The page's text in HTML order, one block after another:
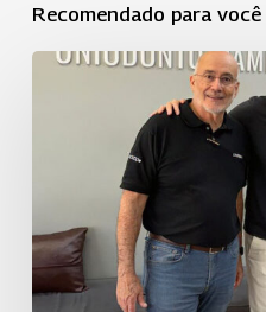
Recomendado para você
Uniodonto
cooperação
entre
singulares
com